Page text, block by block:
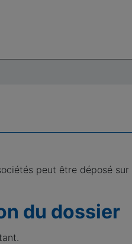
peut être déposé sur
du dossier